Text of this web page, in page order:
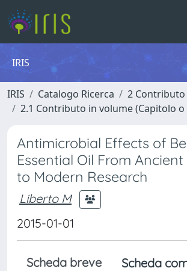
IRIS
IRIS Catalogo Ricerca
2
2.1 Contributo in volume (Capitolo o
Antimicrobial Effects of
Essential Oil From
to Modern Research
Liberto M
2015-01-01
Scheda breve
Scheda